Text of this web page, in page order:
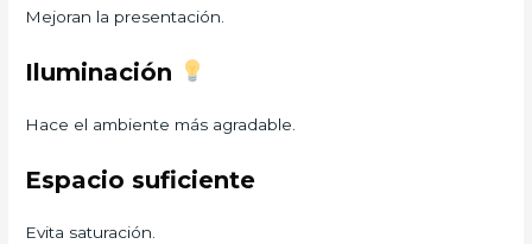
Mejoran la presentación.
Iluminación
Hace el ambiente más agradable.
Espacio suficiente
Evita saturación.